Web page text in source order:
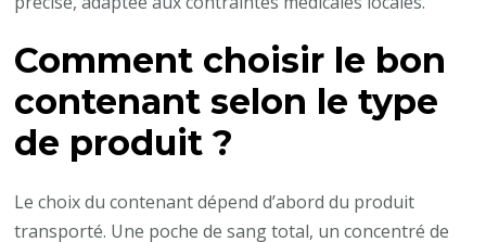
Comment choisir le bon
contenant selon le type
de produit ?
Le choix du contenant dépend d’abord du produit
transporté. Une poche de sang total, un concentré de